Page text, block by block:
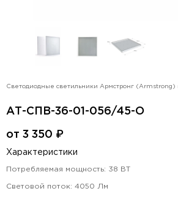
Светодиодные светильники Армстронг (Armstrong)
АТ-СПВ-36-01-056/45-О
от 3 350 ₽
Характеристики
Потребляемая мощность: 38 ВТ
Световой поток: 4050 Лм